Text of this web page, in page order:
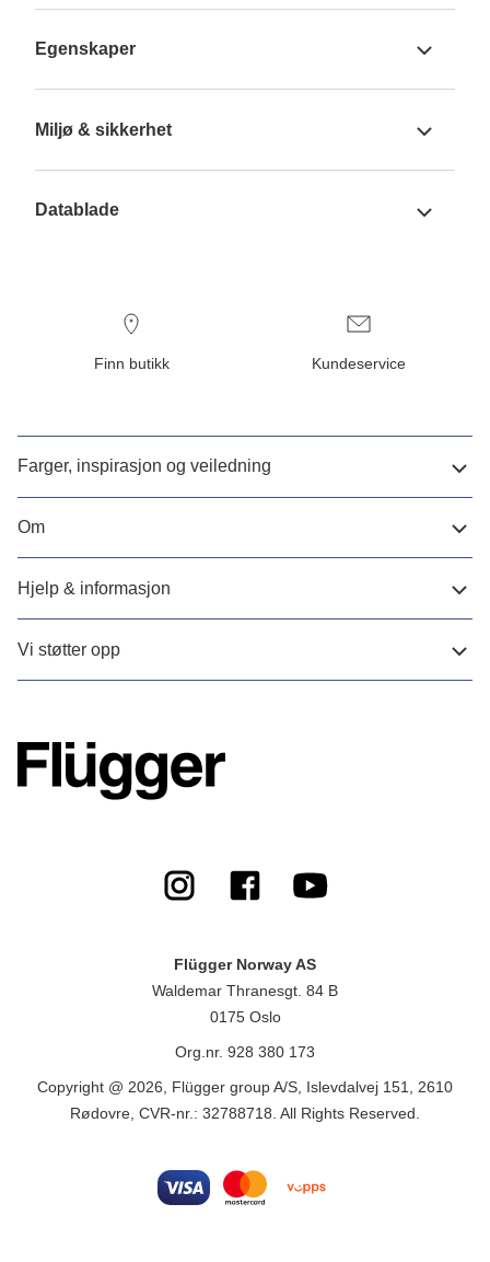
Egenskaper
Miljø & sikkerhet
Datablade
Finn butikk Kundeservice
Farger, inspirasjon og veiledning
Om
Hjelp & informasjon
Vi støtter opp
Flügger Norway AS
Waldemar Thranesgt. 84 B
0175 Oslo
Org.nr. 928 380 173
Copyright @ 2026, Flügger group A/S, Islevdalvej 151, 2610
Rødovre, CVR-nr.: 32788718. All Rights Reserved.